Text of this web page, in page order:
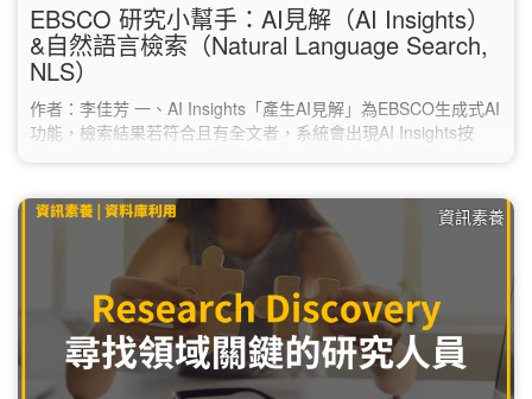
EBSCO 研究小幫手：AI見解（AI Insights）
&自然語言檢索（Natural Language Search,
NLS）
作者：李佳芳 一、AI Insights「產生AI見解」為EBSCO生成式AI
功能，檢索結果若符合且有全文者，系統會出現AI Insights按
（hallucination）與謬誤。協助在閱讀全文前，快速研判是否符
合需求，節省閱讀的時間。每次生成的AI見解，內容會略為不
資訊素養